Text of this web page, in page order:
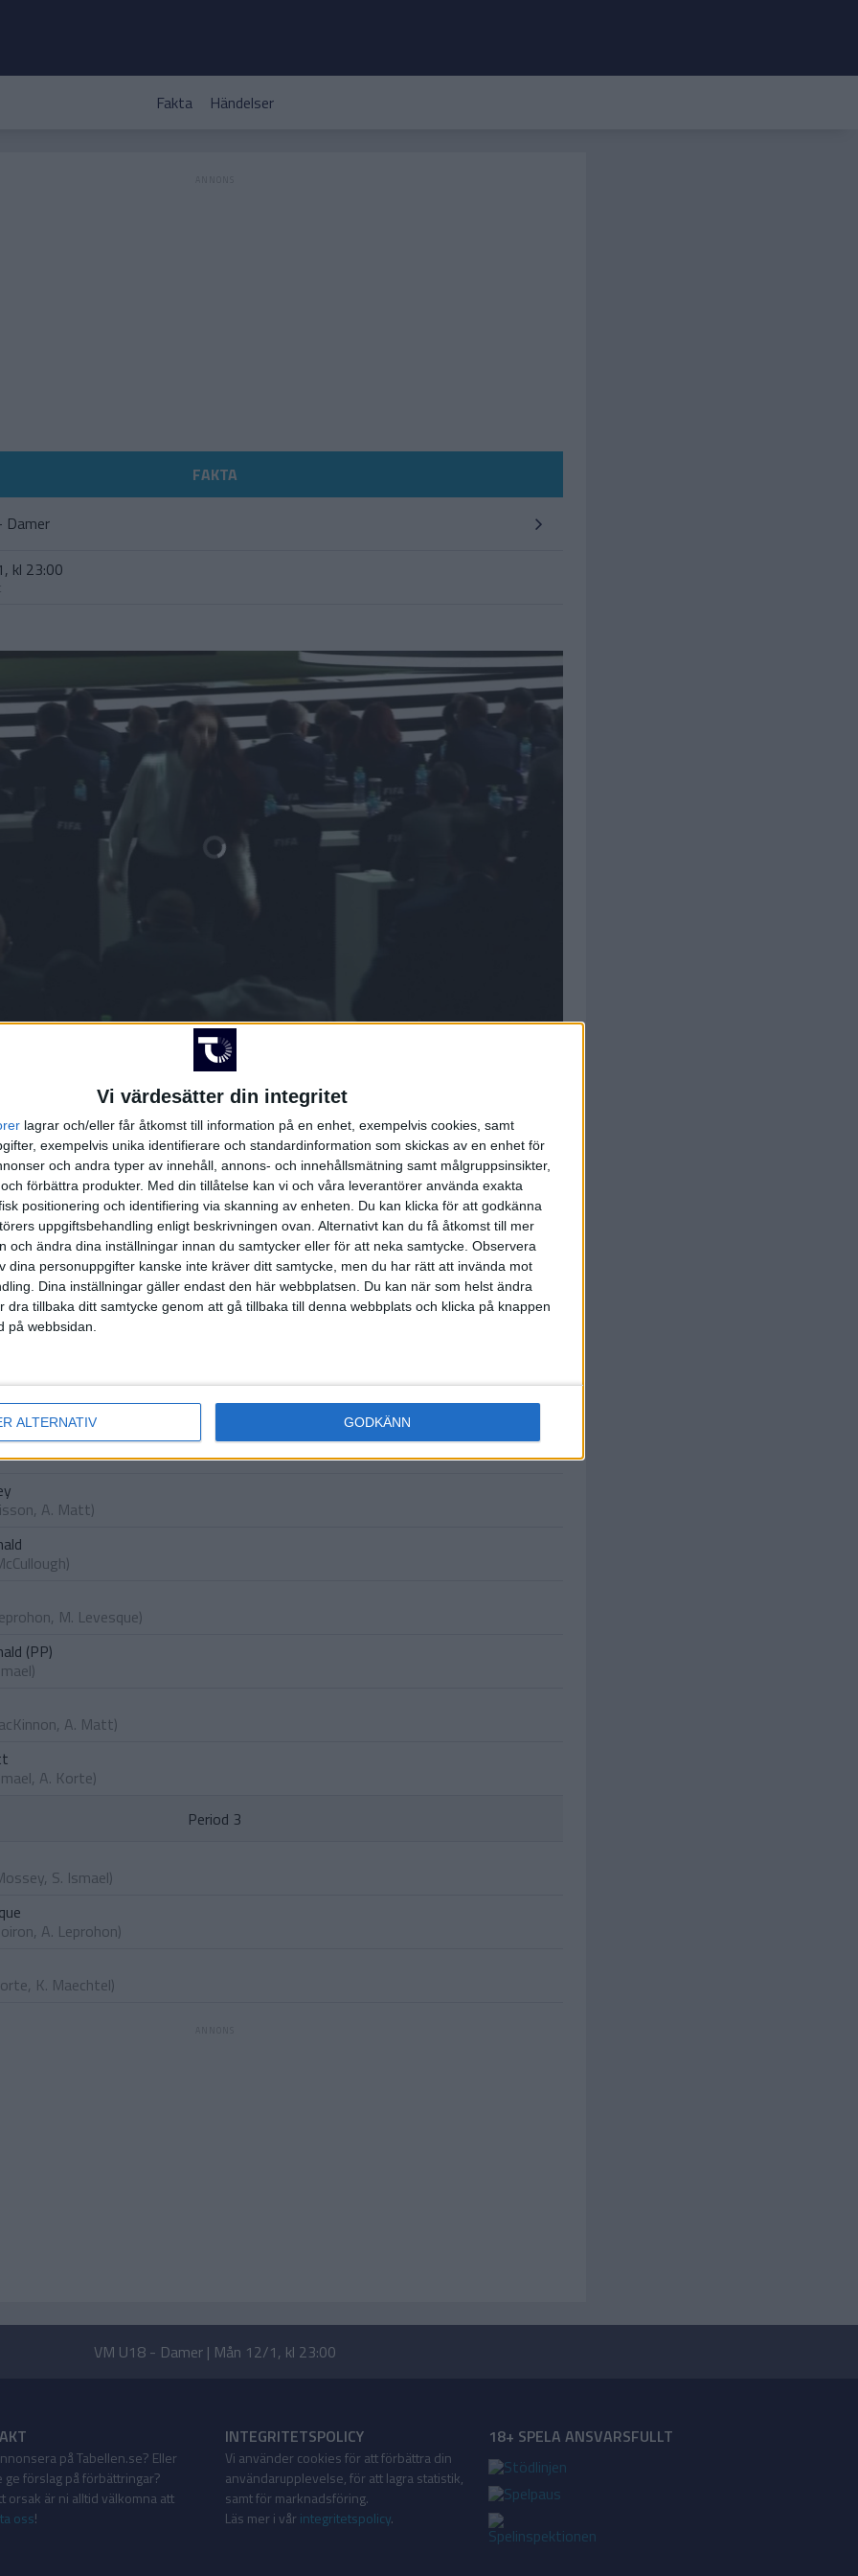
Vi värdesätter din integritet
lagrar och/eller får åtkomst till information på en enhet, exempelvis cookies, samt
exempelvis unika identifierare och standardinformation som skickas av en enhet för
och andra typer av innehåll, annons- och innehållsmätning samt målgruppsinsikter,
förbättra produkter. Med din tillåtelse kan vi och våra leverantörer använda exakta
positionering och identifiering via skanning av enheten. Du kan klicka för att godkänna
uppgiftsbehandling enligt beskrivningen ovan. Alternativt kan du få åtkomst till mer
och ändra dina inställningar innan du samtycker eller för att neka samtycke. Observera
dina personuppgifter kanske inte kräver ditt samtycke, men du har rätt att invända mot
Dina inställningar gäller endast den här webbplatsen. Du kan när som helst ändra
dra tillbaka ditt samtycke genom att gå tillbaka till denna webbplats och klicka på knappen
på webbsidan.
ALTERNATIV GODKÄNN
Fakta Händelser
FAKTA
Damer
kl 23:00
HÄNDELSER
Period 1
,H. McDonald)
,L. Aubin)
Period 2
, A. Matt)
)
, M. Levesque)
(PP)
)
, A. Matt)
, A. Korte)
Period 3
, S. Ismael)
, A. Leprohon)
, K. Maechtel)
VM U18 - Damer | Mån 12/1, kl 23:00
på Tabellen.se? Eller
ge förslag på förbättringar?
orsak är ni alltid välkomna att
oss!
INTEGRITETSPOLICY
Vi använder cookies för att förbättra din
användarupplevelse, för att lagra statistik,
samt för marknadsföring.
Läs mer i vår integritetspolicy.
18+ SPELA ANSVARSFULLT